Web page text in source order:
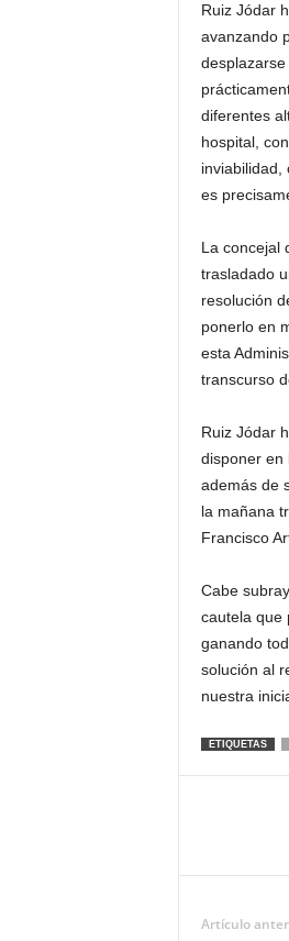
Ruiz Jódar
avanzando
diferentes
hospital,
inviabilidad,
es
La concejal
trasladado
resolución
ponerlo en
esta
transcurso
Ruiz Jódar
disponer en
además de
la mañana
Francisco
Cabe
cautela que
ganando
solución al
nuestra
ETIQUETAS
Artículo